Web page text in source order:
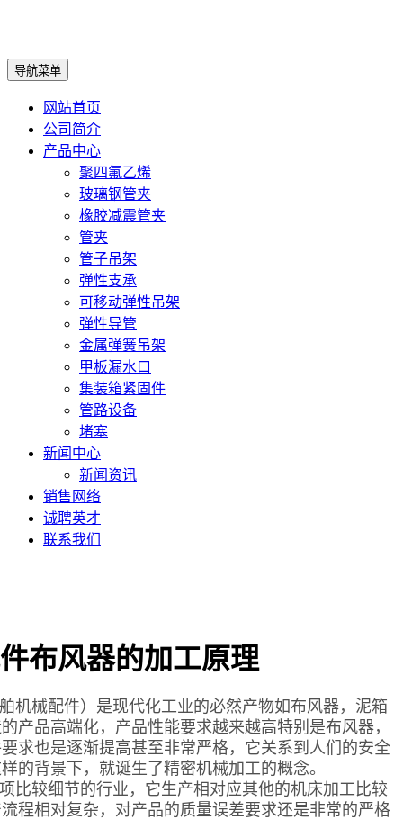
导航菜单
网站首页
公司简介
产品中心
聚四氟乙烯
玻璃钢管夹
橡胶减震管夹
管夹
管子吊架
弹性支承
可移动弹性吊架
弹性导管
金属弹簧吊架
甲板漏水口
集装箱紧固件
管路设备
堵塞
新闻中心
新闻资讯
销售网络
诚聘英才
联系我们
布风器的加工原理
械配件）是现代化工业的必然产物如布风器，泥箱
产品高端化，产品性能要求越来越高特别是布风器，
求也是逐渐提高甚至非常严格，它关系到人们的安全
的背景下，就诞生了精密机械加工的概念。
较细节的行业，它生产相对应其他的机床加工比较
程相对复杂，对产品的质量误差要求还是非常的严格